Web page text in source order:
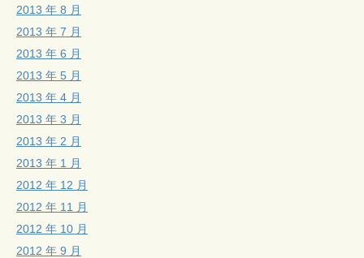
2013 年 8 月
2013 年 7 月
2013 年 6 月
2013 年 5 月
2013 年 4 月
2013 年 3 月
2013 年 2 月
2013 年 1 月
2012 年 12 月
2012 年 11 月
2012 年 10 月
2012 年 9 月